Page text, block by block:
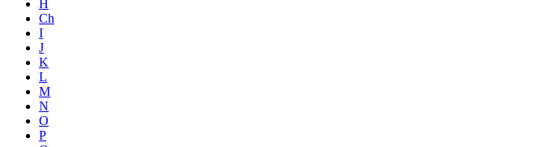
H
Ch
I
J
K
L
M
N
O
P